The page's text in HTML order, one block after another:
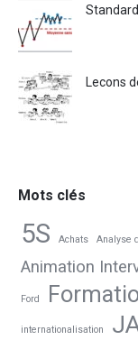
Lecons
Mots clés
5S Achats Analyse
Animation
Ford
internationalisation